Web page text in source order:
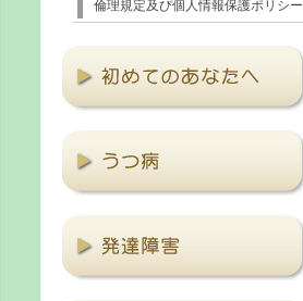
倫理規定及び個人情報保護ポリシー